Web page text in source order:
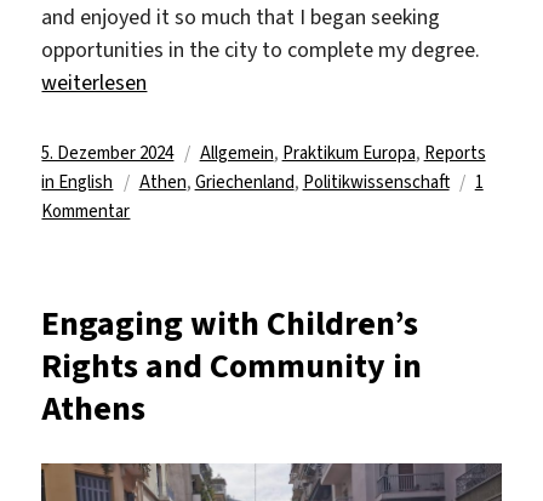
and enjoyed it so much that I began seeking
opportunities in the city to complete my degree.
„Internship at SNF in Athens“
weiterlesen
Veröffentlicht
am
5. Dezember 2024 Kategorien
Allgemein, Praktikum Europa, Reports
in English
Schlagwörter
Athen, Griechenland, Politikwissenschaft
1
Kommentarzu
in
Athens
Engaging with Children’s
Rights and Community in
Athens